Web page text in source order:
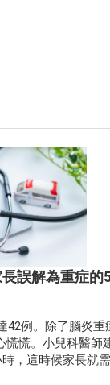
誤解為重症的
例。除了腦炎
慌。小兒科醫師
，這時候家長就
帶孩子衝急診但